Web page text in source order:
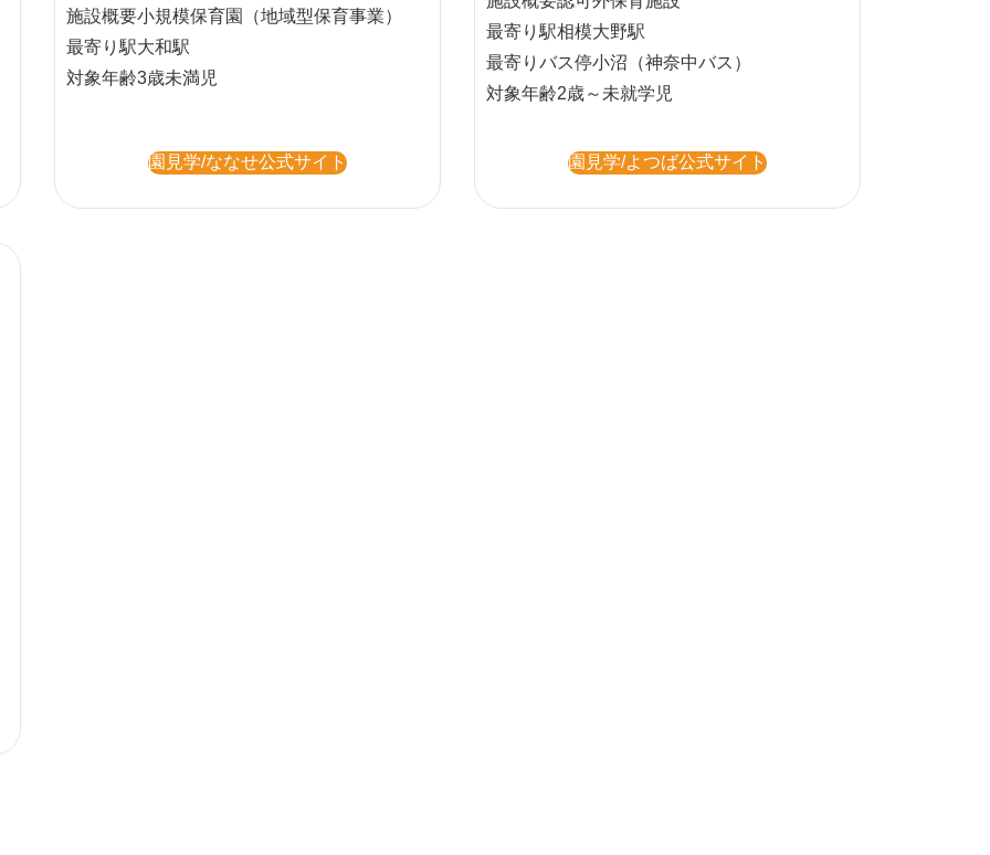
施設概要小規模保育園
（地域型保育事業）
最寄り駅大和駅
対象年齢3歳未満児
園見学/ななせ公式サイト
認可外保育施設
最寄り駅
相模大野駅
最寄りバス停
小沼（神奈中バス）
園見学/よつば公式サイト